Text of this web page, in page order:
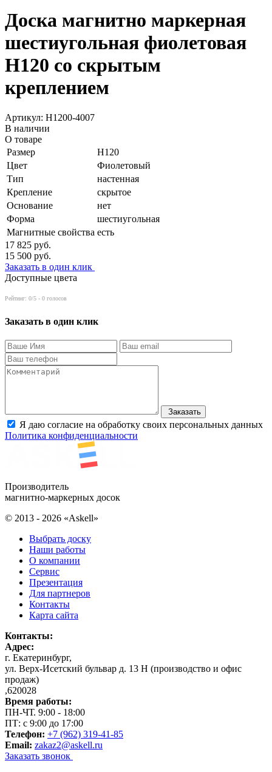
Доска магнитно маркерная
шестиугольная фиолетовая
Н120 со скрытым
креплением
Артикул: H1200-4007
В наличии
О товаре
Размер
Н120
Цвет
Фиолетовый
Тип
настенная
Крепление
скрытое
Основание
нет
Форма
шестиугольная
Магнитные свойства есть
17 825 руб.
15 500 руб.
Заказать в один клик
Доступные цвета
Рейтинг: 0/5 - 0 голосов
Заказать в один клик
Заказать
Я даю согласие на обработку своих персональных данных
Политика конфиденциальности
Производитель
магнитно-маркерных досок
© 2013 - 2026 «Askell»
Выбрать доску
Наши работы
О компании
Сервис
Презентация
Для партнеров
Контакты
Карта сайта
Контакты:
Адрес:
г. Екатеринбург,
ул. Верх-Исетский бульвар д. 13 Н (производство и офис
продаж)
,620028
Время работы:
ПН-ЧТ. 9:00 - 18:00
ПТ: с 9:00 до 17:00
Телефон: +7 (962) 319-41-85
Email: zakaz2@askell.ru
Заказать звонок